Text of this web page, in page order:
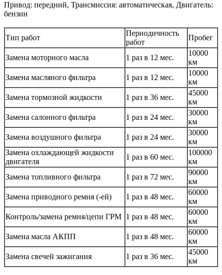
Привод: передний, Трансмиссия: автоматическая, Двигатель:
бензин
Тип работ
Периодичность
работ
Пробег
Замена моторного масла 1 раз в 12 мес.
10000
км
Замена масляного фильтра
1 раз в 12 мес.
10000
км
Замена тормозной жидкости
1 раз в 36 мес.
45000
км
Замена салонного фильтра
1 раз в 24 мес.
30000
км
Замена воздушного фильтра
1 раз в 24 мес.
30000
км
Замена охлаждающей жидкости
двигателя
1 раз в 60 мес.
100000
км
Замена топливного фильтра
1 раз в 72 мес.
90000
км
Замена приводного ремня (-ей)
1 раз в 48 мес.
60000
км
Контроль/замена ремня/цепи ГРМ 1 раз в 48 мес.
60000
км
Замена масла АКПП
1 раз в 48 мес.
60000
км
Замена свечей зажигания
1 раз в 36 мес.
45000
км